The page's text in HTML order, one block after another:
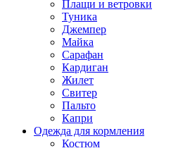
Плащи и ветровки
Туника
Джемпер
Майка
Сарафан
Кардиган
Жилет
Свитер
Пальто
Капри
Одежда для кормления
Костюм